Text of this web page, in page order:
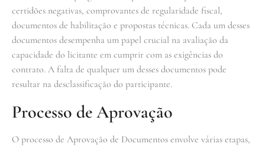
certidões negativas, comprovantes de regularidade fiscal,
documentos de habilitação e propostas técnicas. Cada um desses
documentos desempenha um papel crucial na avaliação da
capacidade do licitante em cumprir com as exigências do
contrato. A falta de qualquer um desses documentos pode
resultar na desclassificação do participante.
Processo de Aprovação
O processo de Aprovação de Documentos envolve várias etapas,